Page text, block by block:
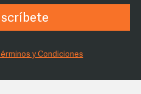
y Condiciones